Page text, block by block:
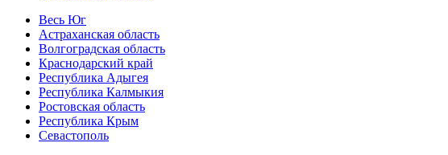
Весь Юг
Астраханская область
Волгоградская область
Краснодарский край
Республика Адыгея
Республика Калмыкия
Ростовская область
Республика Крым
Севастополь